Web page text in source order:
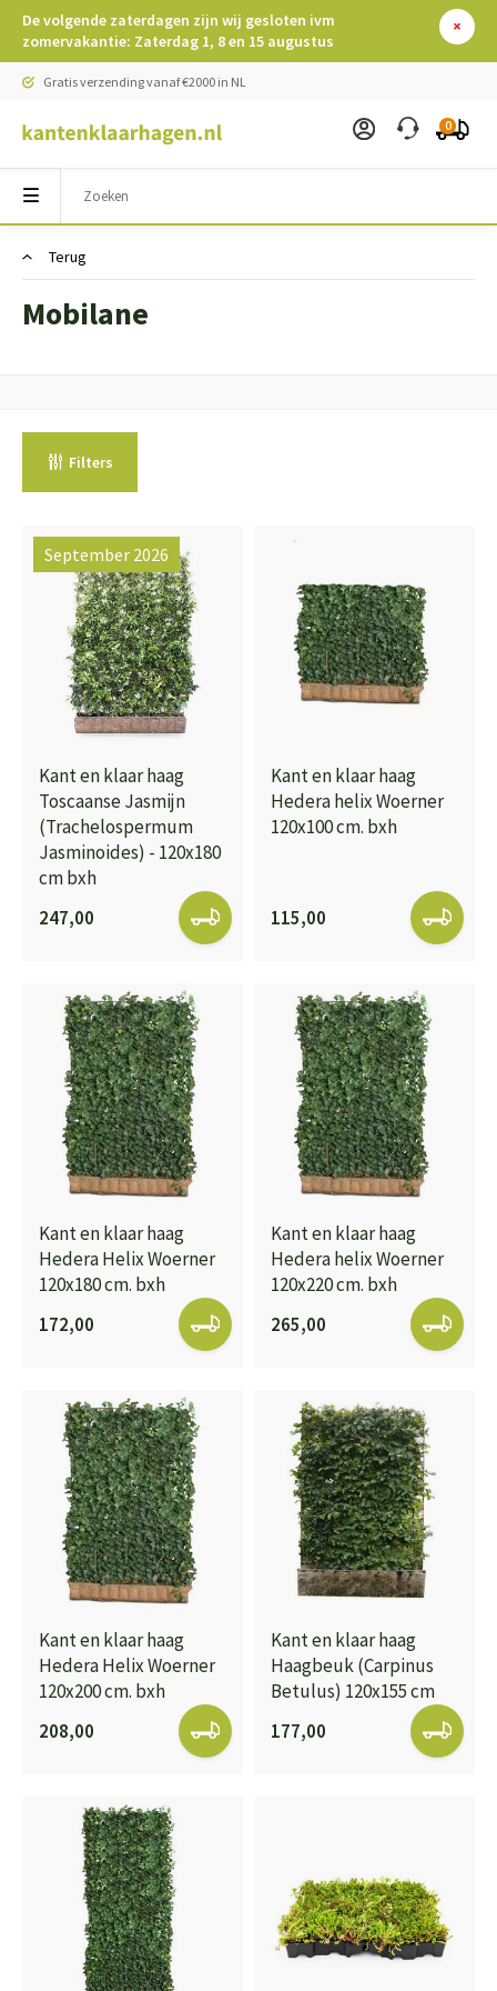
De volgende zaterdagen zijn wij gesloten ivm
zomervakantie: Zaterdag 1, 8 en 15 augustus
Gratis verzending vanaf €2000 in NL
0
Terug
Mobilane
Filters
September 2026
Kant en klaar haag
Toscaanse Jasmijn
(Trachelospermum
Jasminoides) - 120x180
cm bxh
247,00
Kant en klaar haag
Hedera helix Woerner
120x100 cm. bxh
115,00
Kant en klaar haag
Hedera Helix Woerner
120x180 cm. bxh
172,00
Kant en klaar haag
Hedera helix Woerner
120x220 cm. bxh
265,00
Kant en klaar haag
Hedera Helix Woerner
120x200 cm. bxh
208,00
Kant en klaar haag
Haagbeuk (Carpinus
Betulus) 120x155 cm
177,00